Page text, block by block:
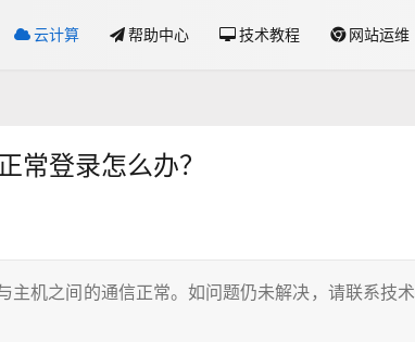
云计算 帮助中心 技术教程 网站运维
常登录怎么办？
机之间的通信正常。如问题仍未解决，请联系技术